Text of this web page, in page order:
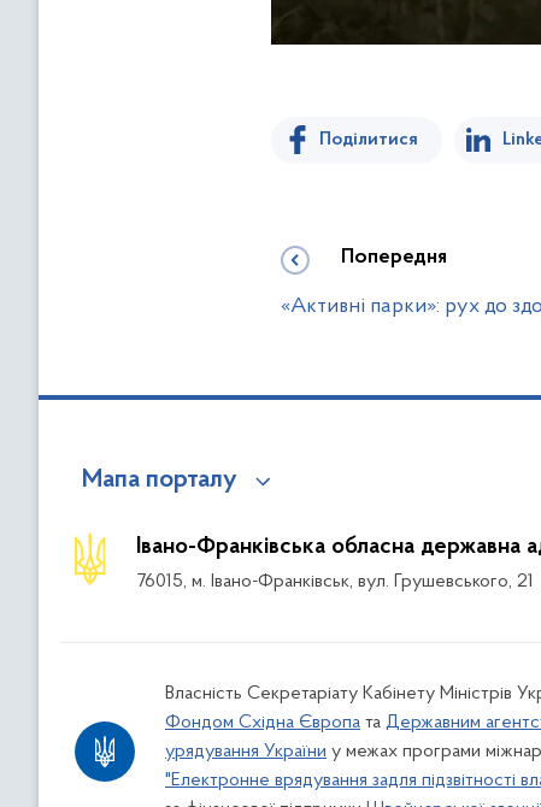
Поділитися
Попередня
«Активні парки»: рух до
Мапа порталу
Івано-Франківська обласна державна
76015, м. Івано-Франківськ, вул. Грушевського, 21
Власність Секретаріату Кабінету Міністрів
Фондом Східна Європа та Державним
урядування України у межах програми
"Електронне врядування задля підзвітності